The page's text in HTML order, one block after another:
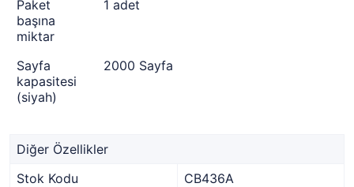
Paket
başına
miktar
1 adet
Sayfa
kapasitesi
(siyah)
2000 Sayfa
Diğer Özellikler
Stok Kodu
CB436A